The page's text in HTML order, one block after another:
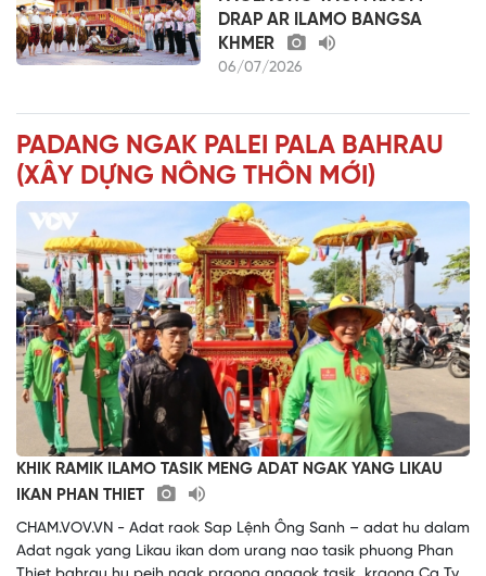
DRAP AR ILAMO BANGSA
KHMER
06/07/2026
PADANG NGAK PALEI PALA BAHRAU
(XÂY DỰNG NÔNG THÔN MỚI)
KHIK RAMIK ILAMO TASIK MENG ADAT NGAK YANG LIKAU
IKAN PHAN THIET
CHAM.VOV.VN - Adat raok Sap Lệnh Ông Sanh – adat hu dalam
Adat ngak yang Likau ikan dom urang nao tasik phuong Phan